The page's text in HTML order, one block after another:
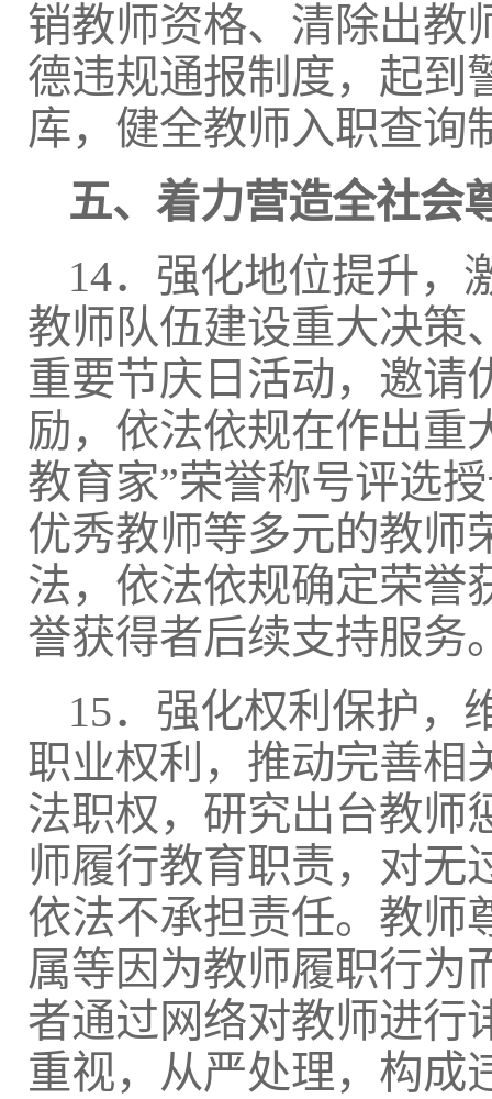
销教师资格、清除出教
德违规通报制度，起到
库，健全教师入职查询
五、着力营造全社会
14．强化地位提升，
教师队伍建设重大决策
重要节庆日活动，邀请
励，依法依规在作出重
教育家”荣誉称号评选
优秀教师等多元的教师
法，依法依规确定荣誉
誉获得者后续支持服务
15．强化权利保护，
职业权利，推动完善相
法职权，研究出台教师
师履行教育职责，对无
依法不承担责任。教师
属等因为教师履职行为
者通过网络对教师进行
重视，从严处理，构成